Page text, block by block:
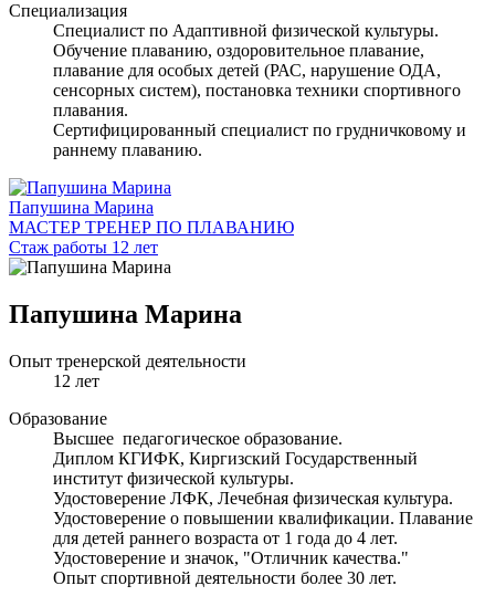
Специализация
Специалист по Адаптивной физической культуры.
Обучение плаванию, оздоровительное плавание,
плавание для особых детей (РАС, нарушение ОДА,
сенсорных систем), постановка техники спортивного
плавания.
Сертифицированный специалист по грудничковому и
раннему плаванию.
Папушина Марина
МАСТЕР ТРЕНЕР ПО ПЛАВАНИЮ
Стаж работы 12 лет
Папушина Марина
Опыт тренерской деятельности
12 лет
Образование
Высшее педагогическое образование.
Диплом КГИФК, Киргизский Государственный
институт физической культуры.
Удостоверение ЛФК, Лечебная физическая культура.
Удостоверение о повышении квалификации. Плавание
для детей раннего возраста от 1 года до 4 лет.
Удостоверение и значок, "Отличник качества."
Опыт спортивной деятельности более 30 лет.